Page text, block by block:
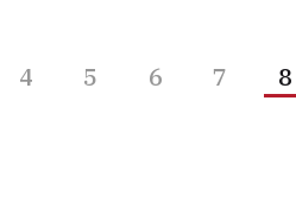
4 5 6 7 8